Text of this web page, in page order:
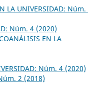
LA UNIVERSIDAD: Núm.
Núm. 4 (2020)
EN LA
Núm. 4 (2020)
2 (2018)